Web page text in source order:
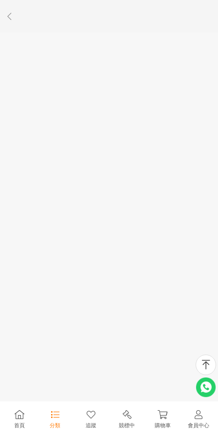
首頁 分類 追蹤 競標中 購物車 會員中心